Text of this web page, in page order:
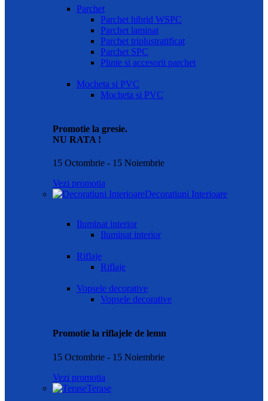
Parchet
Parchet hibrid WSPC
Parchet laminat
Parchet triplustratificat
Parchet SPC
Plinte si accesorii parchet
Mocheta si PVC
Mocheta si PVC
Promotie la gresie.
NU RATA !
15 Octombrie - 15 Noiembrie
Vezi promotia
Decoratiuni Interioare
Iluminat interior
Iluminat interior
Riflaje
Riflaje
Vopsele decorative
Vopsele decorative
Promotie la riflajele de lemn
15 Octombrie - 15 Noiembrie
Vezi promotia
Terase